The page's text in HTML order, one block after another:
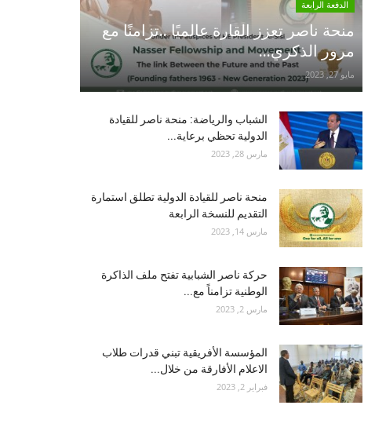
الدفعة الرابعة
منحة ناصر تعزز القارة عالميًا ..تزامنًا مع
مرور الذكري...
مايو 27, 2023
الشباب والرياضة: منحة ناصر للقيادة
الدولية تحظي برعاية...
مارس 28, 2023
منحة ناصر للقيادة الدولية تطلق استمارة
التقديم للنسخة الرابعة
مارس 14, 2023
حركة ناصر الشبابية تفتح ملف الذاكرة
الوطنية تزامناً مع...
مارس 2, 2023
المؤسسة الأفريقية تبني قدرات طلاب
الاعلام الأفارقة من خلال...
فبراير 2, 2023